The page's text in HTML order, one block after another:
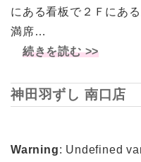
にある看板で２Ｆにあ
満席…
続きを読む >>
神田羽ずし 南口店
Warning: Undefined